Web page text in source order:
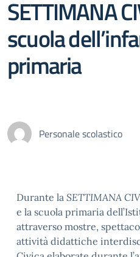
SETTIMANA
scuola
primaria
Personale scolastico
Durante la SETTIMANA
e la scuola primaria
attraverso mostre,
attività didattiche